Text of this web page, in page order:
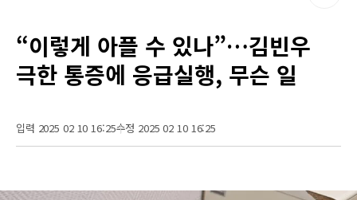
“이렇게 아플 수 있나”…김빈우
극한 통증에 응급실행, 무슨 일
입력 2025 02 10 16:25수정 2025 02 10 16:25